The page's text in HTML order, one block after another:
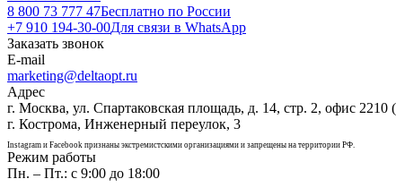
8 800 73 777 47Бесплатно по России
+7 910 194-30-00Для связи в WhatsApp
Заказать звонок
E-mail
marketing@deltaopt.ru
Адрес
г. Москва, ул. Спартаковская площадь, д. 14, стр. 2, офис 2210
г. Кострома, Инженерный переулок, 3
Instagram и Facebook признаны экстремистскими организациями и запрещены на территории РФ.
Режим работы
Пн. – Пт.: с 9:00 до 18:00